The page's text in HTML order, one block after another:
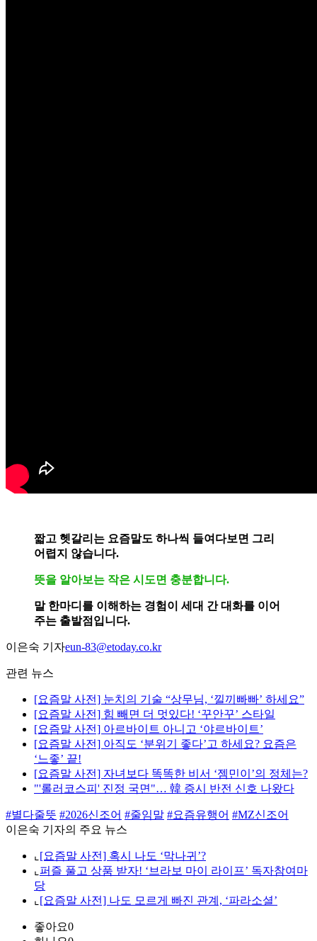
짧고 헷갈리는 요즘말도 하나씩 들여다보면 그리
어렵지 않습니다.
뜻을 알아보는 작은 시도면 충분합니다.
말 한마디를 이해하는 경험이 세대 간 대화를 이어
주는 출발점입니다.
이은숙 기자eun-83@etoday.co.kr
관련 뉴스
[요즘말 사전] 눈치의 기술 “상무님, ‘낄끼빠빠’ 하세요”
[요즘말 사전] 힘 빼면 더 멋있다! ‘꾸안꾸’ 스타일
[요즘말 사전] 아르바이트 아니고 ‘야르바이트’
[요즘말 사전] 아직도 ‘분위기 좋다’고 하세요? 요즘은
‘느좋’ 끝!
[요즘말 사전] 자녀보다 똑똑한 비서 ‘젬민이’의 정체는?
"'롤러코스피' 진정 국면"… 韓 증시 반전 신호 나왔다
#별다줄뜻 #2026신조어 #줄임말 #요즘유행어 #MZ신조어
이은숙 기자의 주요 뉴스
⌞ [요즘말 사전] 혹시 나도 ‘막나귀’?
⌞ 퍼즐 풀고 상품 받자! ‘브라보 마이 라이프’ 독자참여마
당
⌞ [요즘말 사전] 나도 모르게 빠진 관계, ‘파라소셜’
좋아요0